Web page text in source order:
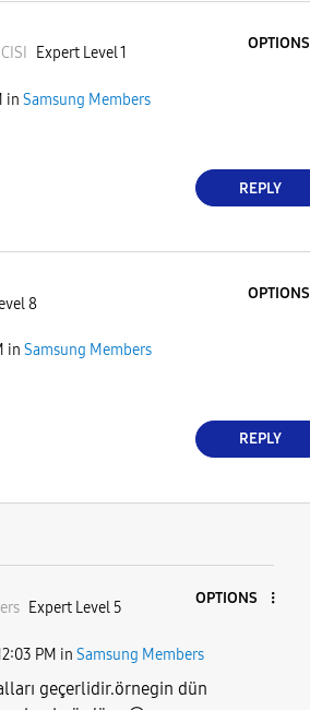
CISI Expert Level 1
OPTIONS
in Samsung Members
REPLY
8
OPTIONS
in Samsung Members
REPLY
Expert Level 5
OPTIONS
PM in Samsung Members
geçerlidir.örnegin dün